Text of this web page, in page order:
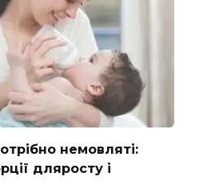
немовляті:
дляросту і